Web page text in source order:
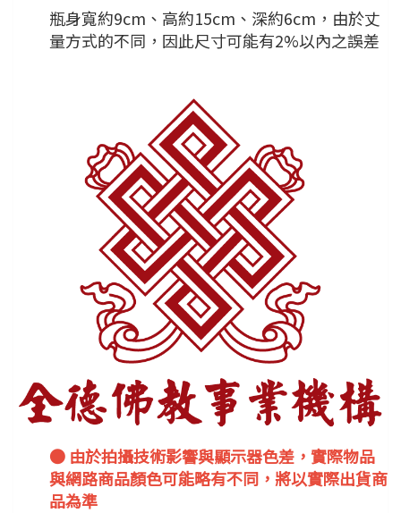
瓶身寬約9cm、高約15cm、深約6cm，由於丈
量方式的不同，因此尺寸可能有2%以內之誤差
● 由於拍攝技術影響與顯示器色差，實際物品
與網路商品顏色可能略有不同，將以實際出貨商
品為準